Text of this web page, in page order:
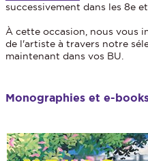
successivement dans les 8e
À cette occasion, nous vous
de l'artiste à travers notre
maintenant dans vos BU.
Monographies et e-